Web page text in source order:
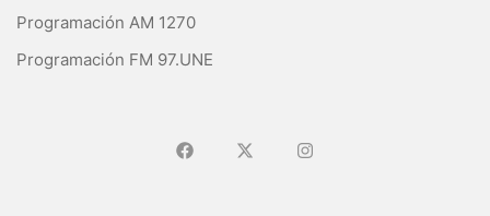
Programación AM 1270
Programación FM 97.UNE
Ir a FacebookIr a X (Ex-Twitter)
Ir a